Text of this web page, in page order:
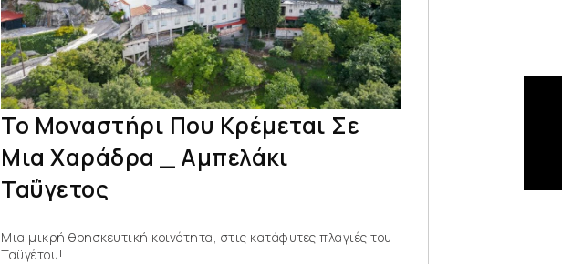
Το Μοναστήρι Που Κρέμεται Σε
Μια Χαράδρα _ Αμπελάκι
Ταΰγετος
Μια μικρή θρησκευτική κοινότητα, στις κατάφυτες πλαγιές του
Ταϋγέτου!